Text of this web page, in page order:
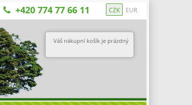
CZK EUR
+420 774 77 66 11
Váš nákupní košík je prázdný